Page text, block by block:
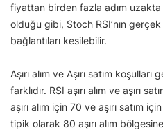
fiyattan birden fazla adım
olduğu gibi, Stoch RSI’nın
bağlantıları kesilebilir.
Aşırı alım ve Aşırı satım
farklıdır. RSI aşırı alım ve aşırı
aşırı alım için 70 ve aşırı satım
tipik olarak 80 aşırı alım